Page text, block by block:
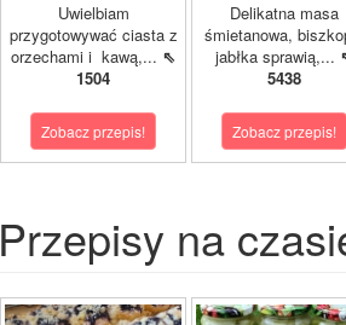
Uwielbiam
przygotowywać ciasta z
orzechami i kawą,... ⇖
1504
Zobacz przepis!
Delikatna masa
śmietanowa,
jabłka sprawią,...
5438
Zobacz przepis!
Przepisy na